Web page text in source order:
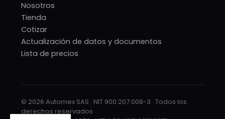
Nosotros
Tienda
Cotizar
Actualización de datos y documentos
Lista de precios
© 2026 Automex SAS · NIT 900.207.008-3 · Todos los
derechos reservados